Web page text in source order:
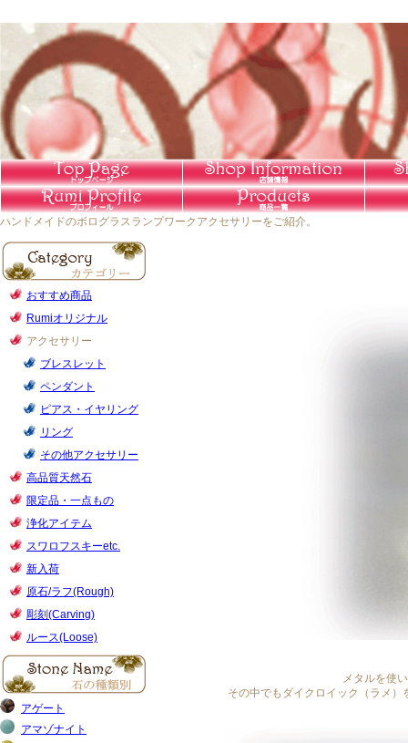
ハンドメイドのボログラスランプワークアクセサリーをご紹介。
メタルを使
その中でもダイクロイック（ラメ